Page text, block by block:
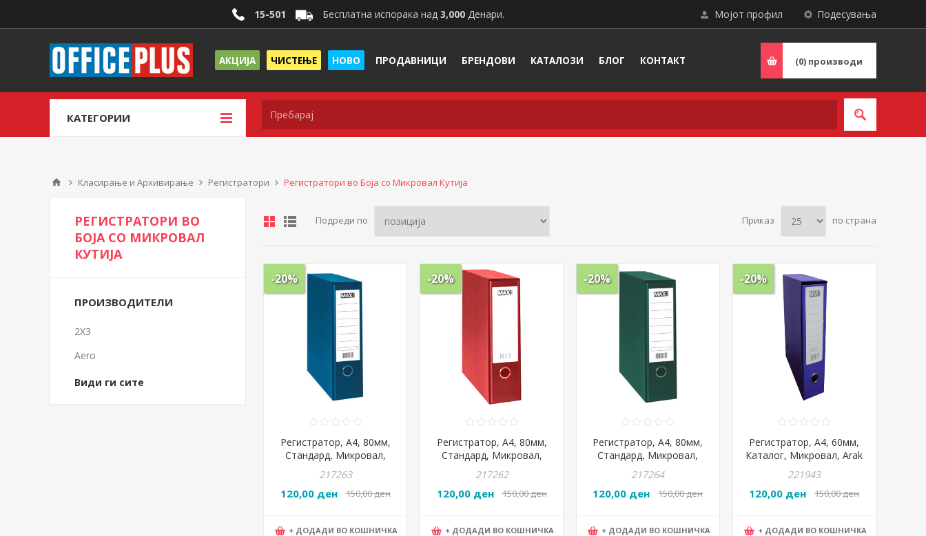
Подесувања
Мојот профил
15-501 Бесплатна испорака над 3,000 Денари.
АКЦИЈА ЧИСТЕЊЕ НОВО ПРОДАВНИЦИ БРЕНДОВИ КАТАЛОЗИ БЛОГ КОНТАКТ (0) производи
КАТЕГОРИИ
Класирање и Архивирање Регистратори Регистратори во Боја со Микровал Кутија
Подреди по Приказ по страна
-20%
Регистратор, А4, 80мм,
Стандард, Микровал,
Arak Graf, Max Office,
Сина
217263
120,00 ден 150,00 ден
+ ДОДАДИ ВО КОШНИЧКА
-20%
Регистратор, А4, 80мм,
Стандард, Микровал,
Arak Graf, Max Office,
Црвена
217262
120,00 ден 150,00 ден
+ ДОДАДИ ВО КОШНИЧКА
-20%
Регистратор, А4, 80мм,
Стандард, Микровал,
Arak Graf, Max Office,
Зелена
217264
120,00 ден 150,00 ден
+ ДОДАДИ ВО КОШНИЧКА
-20%
Регистратор, А4, 60мм,
Каталог, Микровал, Arak
Graf, Max Office, Сина
221943
120,00 ден 150,00 ден
+ ДОДАДИ ВО КОШНИЧКА
РЕГИСТРАТОРИ ВО
БОЈА СО МИКРОВАЛ
КУТИЈА
ПРОИЗВОДИТЕЛИ
2X3
Aero
Види ги сите